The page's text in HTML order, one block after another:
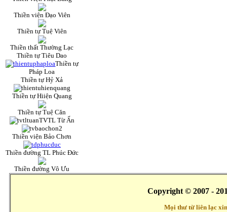
Thiền viện Đạo Viên
Thiền tự Tuệ Viên
Thiền thất Thường Lạc
Thiền tự Tiêu Dao
Thiền tự
Pháp Loa
Thiền tự Hỷ Xả
Thiền tự Hiiện Quang
Thiền tự Tuệ Căn
TVTL Từ Ấn
Thiền viện Bảo Chơn
Thiền đường TL Phúc Đức
Thiền đường Vô Ưu
Copyright © 2007 -
Mọi thư từ liên lạc